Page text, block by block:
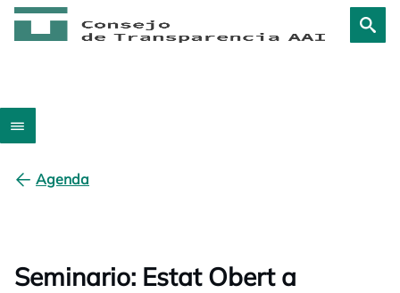
Agenda
Seminario: Estat Obert a